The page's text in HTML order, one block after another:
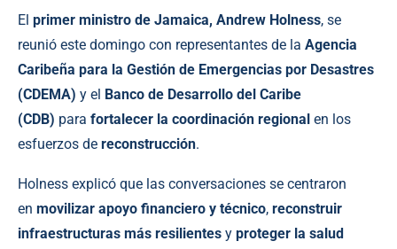
El primer ministro de Jamaica, Andrew Holness, se
reunió este domingo con representantes de la Agencia
Caribeña para la Gestión de Emergencias por Desastres
(CDEMA) y el Banco de Desarrollo del Caribe
(CDB) para fortalecer la coordinación regional en los
esfuerzos de reconstrucción.
Holness explicó que las conversaciones se centraron
en movilizar apoyo financiero y técnico, reconstruir
infraestructuras más resilientes y proteger la salud